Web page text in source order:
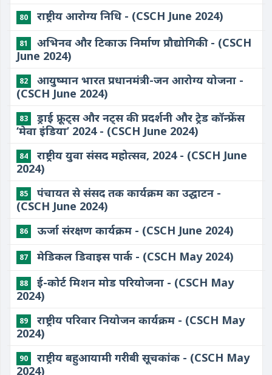
80 ​राष्ट्रीय आरोग्य निधि - (CSCH June 2024)
81
अभिनव और टिकाऊ निर्माण प्रौद्योगिकी - (CSCH
June 2024)
82
​आयुष्मान भारत प्रधानमंत्री-जन आरोग्य योजना -
(CSCH June 2024)
83
ड्राई फ्रूट्स और नट्स की प्रदर्शनी और ट्रेड कॉन्फ्रेंस
‘मेवा इंडिया’ 2024 - (CSCH June 2024)
84
राष्ट्रीय युवा संसद महोत्सव, 2024 - (CSCH June
2024)
85
पंचायत से संसद तक कार्यक्रम का उद्घाटन -
(CSCH June 2024)
86 ऊर्जा संरक्षण कार्यक्रम - (CSCH June 2024)
87 मेडिकल डिवाइस पार्क - (CSCH May 2024)
88
ई-कोर्ट मिशन मोड परियोजना - (CSCH May
2024)
89
राष्ट्रीय परिवार नियोजन कार्यक्रम - (CSCH May
2024)
90
राष्ट्रीय बहुआयामी गरीबी सूचकांक - (CSCH May
2024)